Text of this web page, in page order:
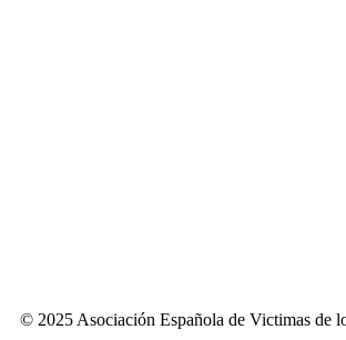
© 2025 Asociación Española de Victimas de